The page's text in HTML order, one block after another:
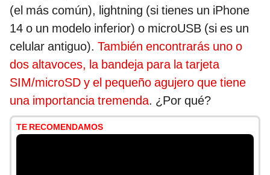
(el más común), lightning (si tienes un iPhone
14 o un modelo inferior) o microUSB (si es un
celular antiguo). También encontrarás uno o
dos altavoces, la bandeja para la tarjeta
SIM/microSD y el pequeño agujero que tiene
una importancia tremenda. ¿Por qué?
TE RECOMENDAMOS